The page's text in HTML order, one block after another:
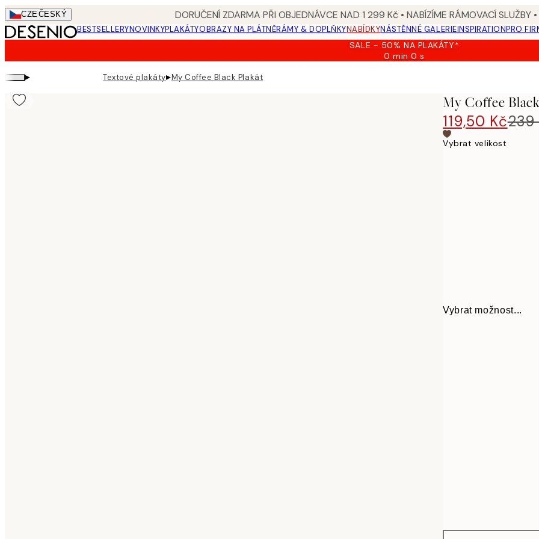
Skip
to
main
CZEČESKÝ DORUČENÍ ZDARMA PŘI OBJEDNÁVCE NAD 1 299 Kč • NABÍZÍME RÁMOVACÍ SLUŽBY
BESTSELLERYNOVINKYPLAKÁTYOBRAZY NA PLÁTNĚRÁMY & DOPLŇKYNABÍDKYNÁSTĚNNÉ GALERIEINSPIRATIONPRO
SALE - 50% NA PLAKÁTY*
0 min0 s
Platné
▸ Textové plakáty▸My Coffee Black Plakát
My Coffee
119,50 Kč239
Vybrat velikost
Vybrat možnost...